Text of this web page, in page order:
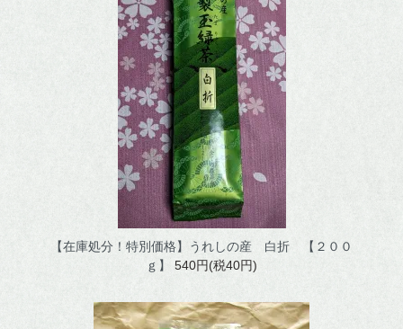
【在庫処分！特別価格】うれしの産 白折 【２００
ｇ】
540円(税40円)